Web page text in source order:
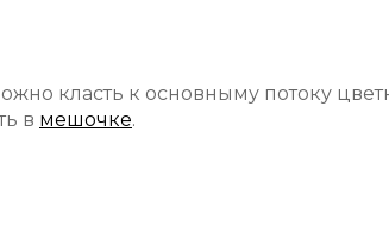
класть к основныму потоку
в мешочке.